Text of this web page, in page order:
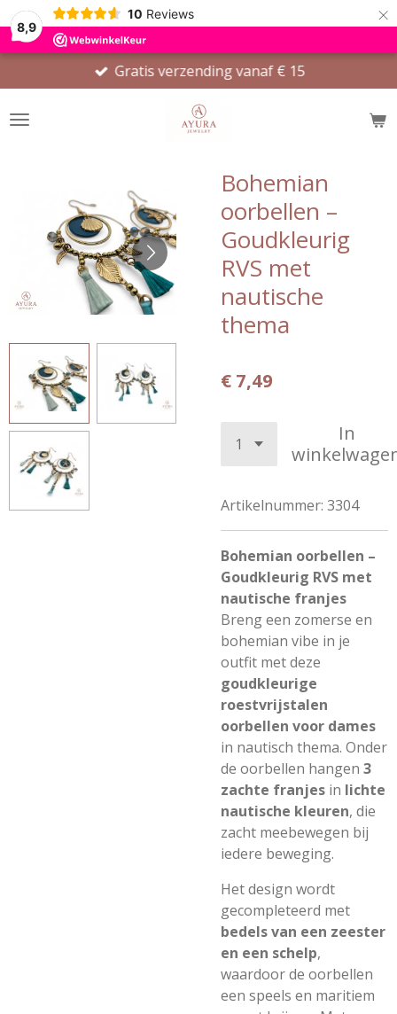
8,9
10 Reviews ×
Gratis verzending vanaf € 15
Bohemian
oorbellen –
Goudkleurig
RVS met
nautische
thema
€ 7,49
In
Artikelnummer: 3304
Bohemian oorbellen –
Goudkleurig RVS met
nautische franjes
Breng een zomerse en
bohemian vibe in je
outfit met deze
goudkleurige
roestvrijstalen
oorbellen voor dames
in nautisch thema. Onder
de oorbellen hangen 3
zachte franjes in lichte
nautische kleuren, die
zacht meebewegen bij
iedere beweging.
Het design wordt
gecompleteerd met
bedels van een zeester
en een schelp,
waardoor de oorbellen
een speels en maritiem